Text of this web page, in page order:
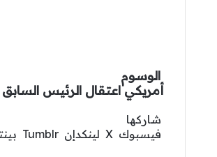
الوسوم
أمريكي اعتقال الرئيس السابق
فيسبوك
لينكدإن
بينتيريست
واتساب
شاركها
فيسبوك ‫X لينكدإن